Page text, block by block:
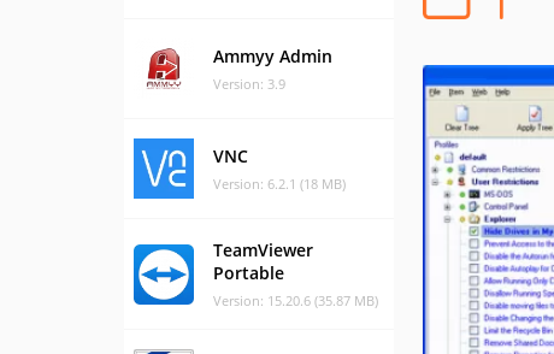
Ammyy Admin
Version: 3.9
VNC
Version: 6.2.1 (18 MB)
TeamViewer
Portable
Version: 15.20.6 (35.87 MB)